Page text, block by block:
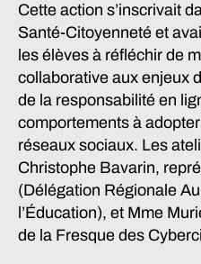
Cette action s’inscrivait
Santé-Citoyenneté et
les élèves à réfléchir de
collaborative aux enjeux
de la responsabilité en
comportements à
réseaux sociaux. Les
Christophe Bavarin,
(Délégation Régionale
l’Éducation), et Mme
de la Fresque des